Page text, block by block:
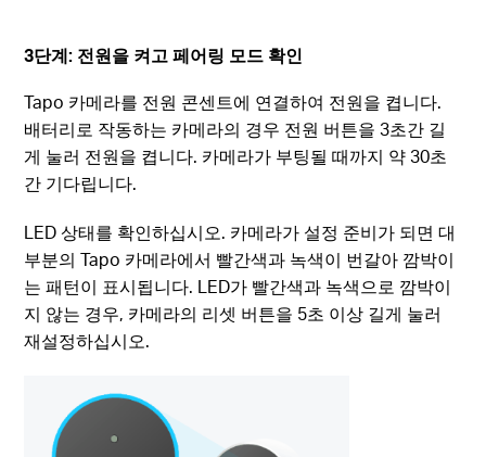
3단계: 전원을 켜고 페어링 모드 확인
Tapo 카메라를 전원 콘센트에 연결하여 전원을 켭니다.
배터리로 작동하는 카메라의 경우 전원 버튼을 3초간 길
게 눌러 전원을 켭니다. 카메라가 부팅될 때까지 약 30초
간 기다립니다.
LED 상태를 확인하십시오. 카메라가 설정 준비가 되면 대
부분의 Tapo 카메라에서 빨간색과 녹색이 번갈아 깜박이
는 패턴이 표시됩니다. LED가 빨간색과 녹색으로 깜박이
지 않는 경우, 카메라의 리셋 버튼을 5초 이상 길게 눌러
재설정하십시오.